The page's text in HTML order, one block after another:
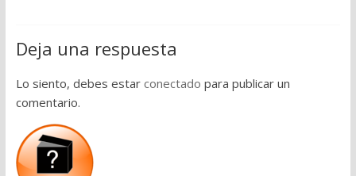
Deja una respuesta
Lo siento, debes estar conectado para publicar un
comentario.